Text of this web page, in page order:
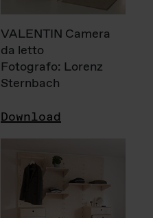
VALENTIN Camera
da letto
Fotografo: Lorenz
Sternbach
Download